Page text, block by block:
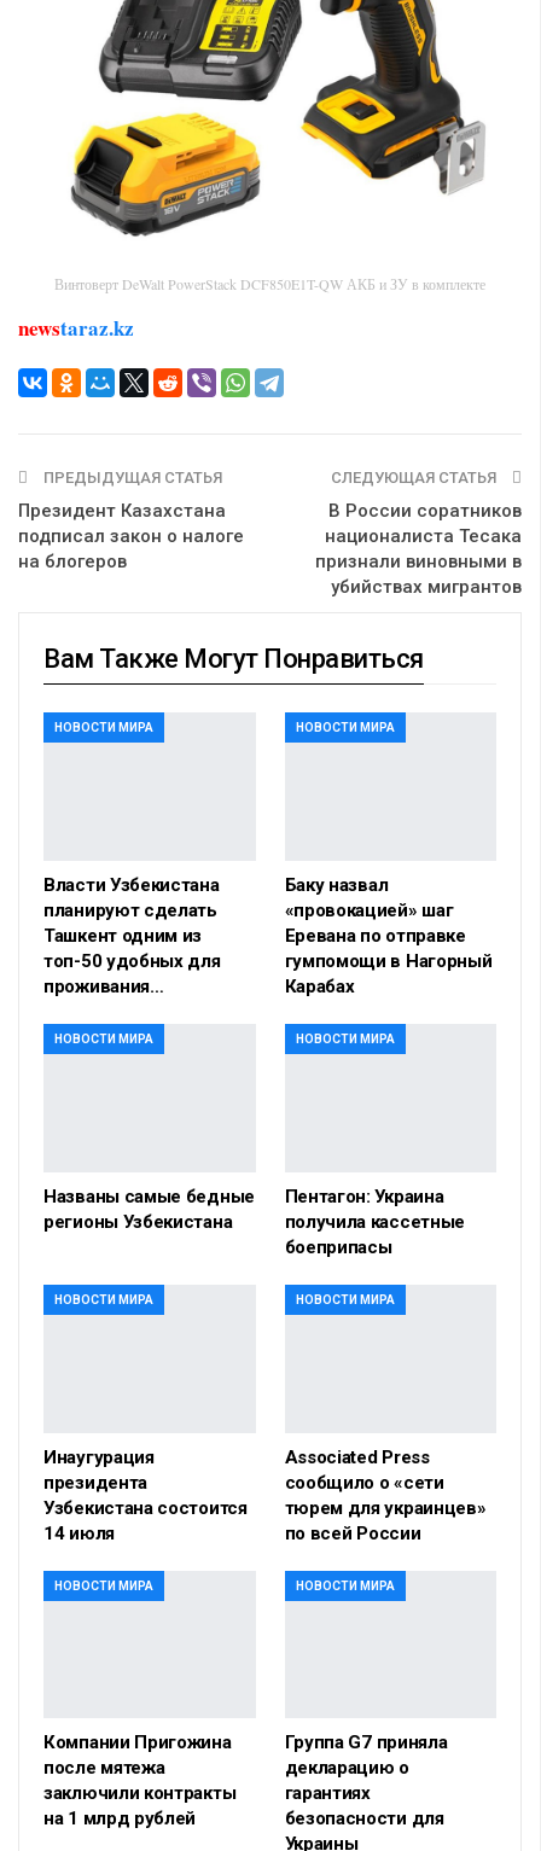
Винтоверт DeWalt PowerStack DCF850E1T-QW АКБ и ЗУ в комплекте
newstaraz.kz
ПРЕДЫДУЩАЯ СТАТЬЯ
Президент Казахстана
подписал закон о налоге
на блогеров
СЛЕДУЮЩАЯ СТАТЬЯ
В России соратников
националиста Тесака
признали виновными в
убийствах мигрантов
Вам Также Могут Понравиться
НОВОСТИ МИРА
Власти Узбекистана
планируют сделать
Ташкент одним из
топ-50 удобных для
проживания…
НОВОСТИ МИРА
Баку назвал
«провокацией» шаг
Еревана по отправке
гумпомощи в Нагорный
Карабах
НОВОСТИ МИРА
Названы самые бедные
регионы Узбекистана
НОВОСТИ МИРА
Пентагон: Украина
получила кассетные
боеприпасы
НОВОСТИ МИРА
Инаугурация
президента
Узбекистана состоится
14 июля
НОВОСТИ МИРА
Associated Press
сообщило о «сети
тюрем для украинцев»
по всей России
НОВОСТИ МИРА
Компании Пригожина
после мятежа
заключили контракты
на 1 млрд рублей
НОВОСТИ МИРА
Группа G7 приняла
декларацию о
гарантиях
безопасности для
Украины